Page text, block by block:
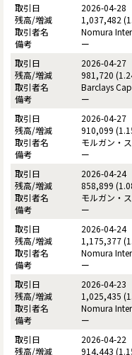
2026-04-28
1,037,482
Nomura
ー
2026-04-27
981,720
Barclays
ー
2026-04-27
910,099
モルガン・
ー
2026-04-24
858,899
モルガン・
ー
2026-04-24
1,175,377
Nomura
ー
2026-04-23
1,025,435
Nomura
ー
2026-04-22
914,443